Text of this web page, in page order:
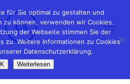
für Sie optimal zu gestalten und
zu können, verwenden wir Cookies.
der Webseite stimmen Sie der
zu. Weitere Informationen zu Cookies
Datenschutzerklärung.
Weiterlesen